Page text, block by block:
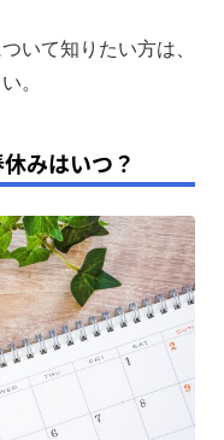
いて知りたい方は、
。
みはいつ？